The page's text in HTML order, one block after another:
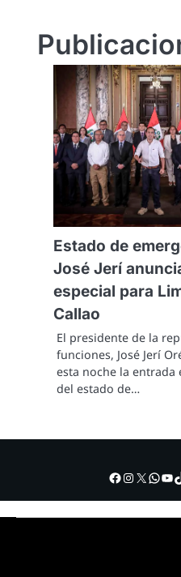
entradas
Estado de
José Jerí
especial para
Callao
El presidente de la
funciones, José Jerí
esta noche la entrada
del estado de…
Facebook
X